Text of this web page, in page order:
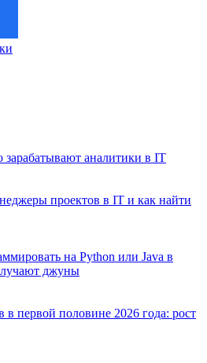
зарабатывают аналитики в IT
проектов в IT и как найти
на Python или Java в
джуны
в первой половине 2026 года: рост